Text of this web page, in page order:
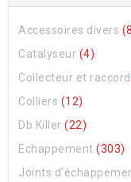
Accessoires divers
Catalyseur (4)
Collecteur et raccord
Colliers (12)
Db Killer (22)
Echappement (303)
Joints